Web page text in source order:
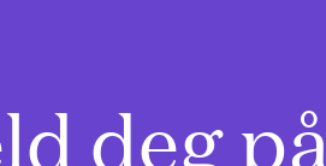
deg på